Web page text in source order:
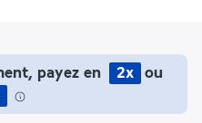
payez en 2x
ou